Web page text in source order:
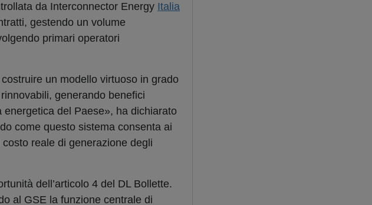
da Interconnector Energy Italia
gestendo un volume
primari operatori
un modello virtuoso in grado
generando benefici
del Paese», ha dichiarato
come questo sistema consenta ai
reale di generazione degli
dell’articolo 4 del DL Bollette.
al GSE la funzione centrale di